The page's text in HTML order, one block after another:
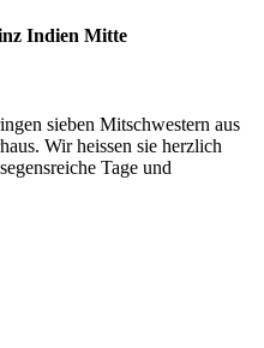
Indien Mitte
sieben Mitschwestern aus
Wir heissen sie herzlich
Tage und